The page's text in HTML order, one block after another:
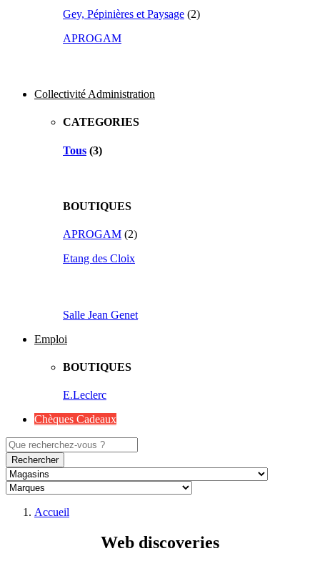
Gey, Pépinières et Paysage (2)
APROGAM
Collectivité Administration
CATEGORIES
Tous (3)
BOUTIQUES
APROGAM (2)
Etang des Cloix
Salle Jean Genet
Emploi
BOUTIQUES
E.Leclerc
Chèques Cadeaux
Rechercher
Accueil
Web discoveries